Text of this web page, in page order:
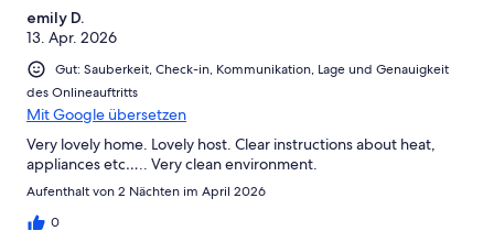
emily D.
13. Apr. 2026
Gut: Sauberkeit, Check-in, Kommunikation, Lage und Genauigkeit
des Onlineauftritts
Mit Google übersetzen
Very lovely home. Lovely host. Clear instructions about heat,
appliances etc….. Very clean environment.
Aufenthalt von 2 Nächten im April 2026
0